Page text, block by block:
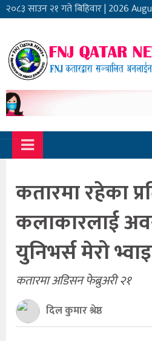
२०८३ साउन २१ गते बिहिवार|2026
कतारमा रहेका
कलाकारलाई
युनिभर्स मेरो
कतारमा अडिसन फेब्रुअरी २१
दिल कुमार श्रेष्ठ